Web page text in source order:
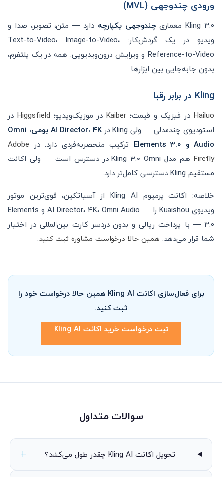
ورودی چندوجهی (MVL)
Kling 3.0 معماری چندوجهی یکپارچه دارد — متن، تصویر، صدا و
ویدیو در یک گردش‌کار: Text-to-Video، Image-to-Video،
Reference-to-Video و ویرایش درون‌ویدیویی. همه در یک پلتفرم،
بدون جابه‌جایی بین ابزارها.
Kling در برابر رقبا
Hailuo در فیزیک و قیمت؛ Kaiber در موزیک‌ویدیو؛ Higgsfield در
استودیوی چندمدلی — ولی Kling در
AI Director، ۴K بومی، Omni
Audio و Elements 3.0
ترکیب منحصربه‌فردی دارد. در Adobe
Firefly
هم مدل Kling 3.0 Omni در دسترس است — ولی اکانت
مستقیم Kling دسترسی کامل‌تر دارد.
خلاصه: اکانت پرمیوم Kling AI از آسیاتکین، قوی‌ترین موتور
ویدیوی Kuaishou را — AI Director، ۴K، Omni Audio و Elements
3.0 — با پرداخت ریالی و بدون دردسر کارت بین‌المللی در اختیار
شما قرار می‌دهد. همین حالا درخواست مشاوره ثبت کنید.
برای فعال‌سازی اکانت Kling AI همین حالا درخواست خود را
ثبت کنید.
ثبت درخواست خرید اکانت Kling AI
سوالات متداول
تحویل اکانت Kling AI چقدر طول می‌کشد؟